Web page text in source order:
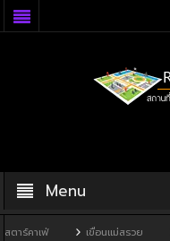
Menu
ร์คาเฟ่ เขื่อนแม่สรวย